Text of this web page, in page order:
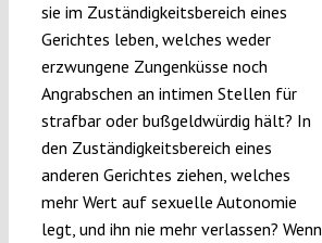
sie im Zuständigkeitsbereich eines
Gerichtes leben, welches weder
erzwungene Zungenküsse noch
Angrabschen an intimen Stellen für
strafbar oder bußgeldwürdig hält? In
den Zuständigkeitsbereich eines
anderen Gerichtes ziehen, welches
mehr Wert auf sexuelle Autonomie
legt, und ihn nie mehr verlassen? Wenn